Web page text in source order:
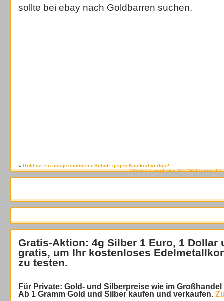
sollte bei ebay nach Goldbarren suchen.
« Gold ist ein ausgezeichneter Schutz gegen Kaufkraftverlust!
Obama kämpft wie der “Ritter von
Gratis-Aktion: 4g Silber 1 Euro, 1 Dollar
gratis, um Ihr kostenloses
zu testen.
Für Private: Gold- und Silberpreise wie im
Ab 1 Gramm Gold und Silber kaufen und verkaufen.